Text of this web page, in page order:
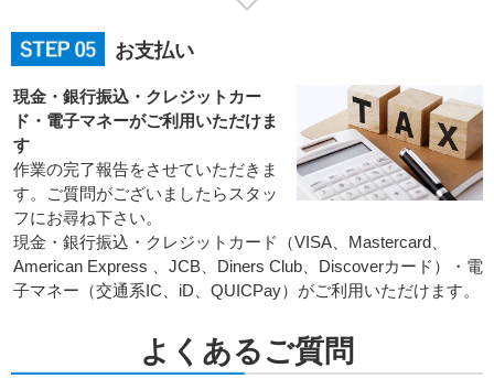
お支払い
現金・銀行振込・クレジットカー
ド・電子マネーがご利用いただけま
す
作業の完了報告をさせていただきま
す。ご質問がございましたらスタッ
フにお尋ね下さい。
現金・銀行振込・クレジットカード（VISA、Mastercard、
American Express 、JCB、Diners Club、Discoverカード）・電
子マネー（交通系IC、iD、QUICPay）がご利用いただけます。
よくあるご質問